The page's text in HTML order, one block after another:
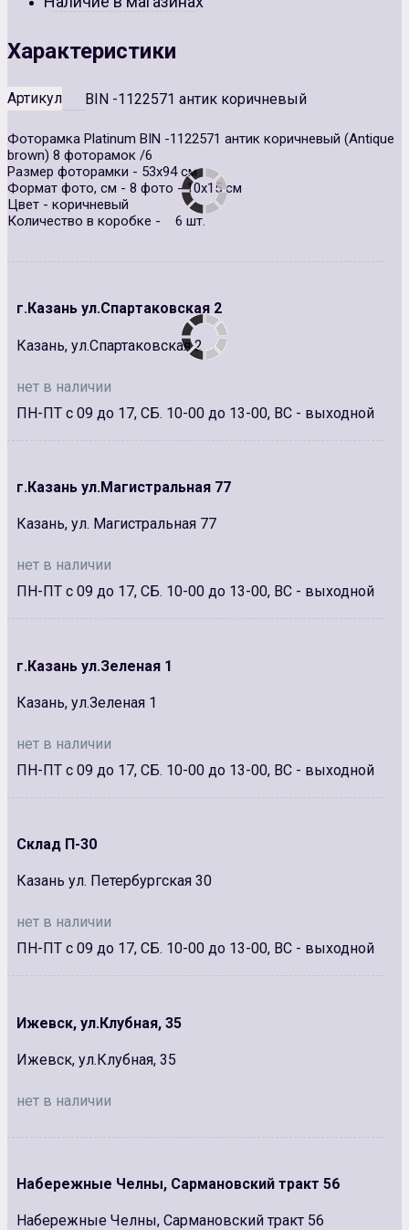
Характеристики
Артикул BIN -1122571 антик коричневый
Фоторамка Platinum BIN -1122571 антик коричневый (Antique
brown) 8 фоторамок /6
Размер фоторамки - 53х94 см
Формат фото, см - 8 фото - 10х15 см
Цвет - коричневый
Количество в коробке - 6 шт.
г.Казань ул.Спартаковская 2
Казань, ул.Спартаковская 2
нет в наличии
ПН-ПТ с 09 до 17, СБ. 10-00 до 13-00, ВС - выходной
г.Казань ул.Магистральная 77
Казань, ул. Магистральная 77
нет в наличии
ПН-ПТ с 09 до 17, СБ. 10-00 до 13-00, ВС - выходной
г.Казань ул.Зеленая 1
Казань, ул.Зеленая 1
нет в наличии
ПН-ПТ с 09 до 17, СБ. 10-00 до 13-00, ВС - выходной
Склад П-30
Казань ул. Петербургская 30
нет в наличии
ПН-ПТ с 09 до 17, СБ. 10-00 до 13-00, ВС - выходной
Ижевск, ул.Клубная, 35
Ижевск, ул.Клубная, 35
нет в наличии
Набережные Челны, Сармановский тракт 56
Набережные Челны, Сармановский тракт 56